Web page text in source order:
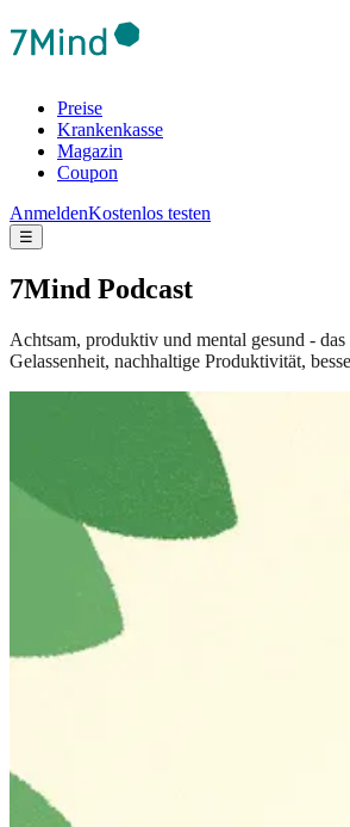
Preise
Krankenkasse
Magazin
Coupon
AnmeldenKostenlos testen
☰
7Mind Podcast
Achtsam, produktiv und mental gesund -
Gelassenheit, nachhaltige Produktivität,